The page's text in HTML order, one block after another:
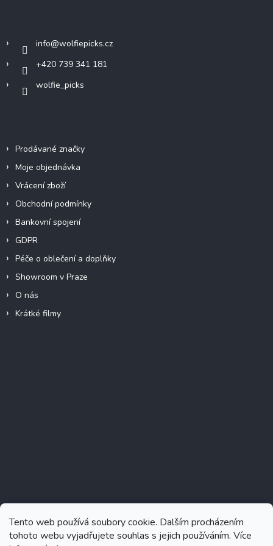
Tento web používá soubory cookie. Dalším procházením
tohoto webu vyjadřujete souhlas s jejich používáním. Více
info@wolfiepicks.cz
+420 739 341 181
wolfie_picks
Prodávané značky
Moje objednávka
Vrácení zboží
Obchodní podmínky
Bankovní spojení
GDPR
Péče o oblečení a doplňky
Showroom v Praze
O nás
Krátké filmy